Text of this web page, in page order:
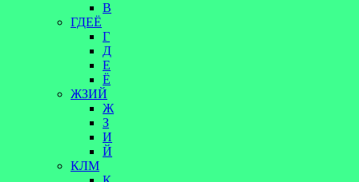
В
ГДЕЁ
Г
Д
Е
Ё
ЖЗИЙ
Ж
З
И
Й
КЛМ